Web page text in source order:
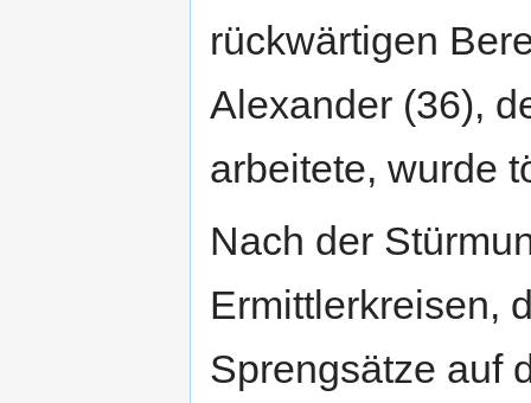
rückwärtigen
Alexander (36),
arbeitete, wurde
Nach der
Ermittlerkreisen,
Sprengsätze auf